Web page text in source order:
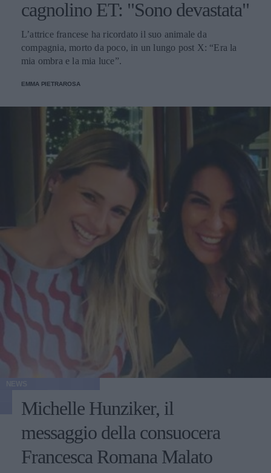
cagnolino ET: "Sono devastata"
L’attrice francese ha ricordato il suo animale da
compagnia, morto da poco, in un lungo post X: “Era la
mia ombra e la mia luce”.
EMMA PIETRAROSA
Michelle Hunziker, il
messaggio della consuocera
Francesca Romana Malato